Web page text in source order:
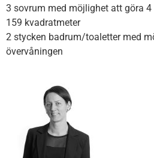
3 sovrum med möjlighet att göra 4
159 kvadratmeter
2 stycken badrum/toaletter med
övervåningen